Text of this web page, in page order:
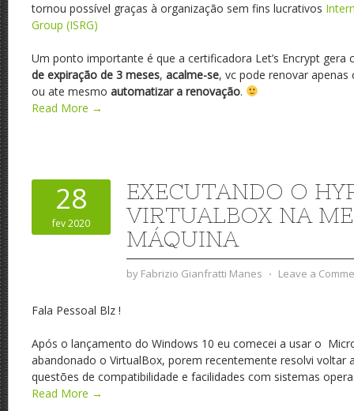
tornou possível graças à organização sem fins lucrativos
Group (ISRG)
Um ponto importante é que a certificadora Let’s Encrypt
de expiração de 3 meses, acalme-se, vc pode renovar
ou ate mesmo automatizar a renovação.
Read More →
28
fev 2020
EXECUTANDO O
VIRTUALBOX NA
MÁQUINA
by Fabrizio Gianfratti Manes ⋅ Leave a
Fala Pessoal Blz !
Após o lançamento do Windows 10 eu comecei a usar o
abandonado o VirtualBox, porem recentemente resolvi voltar
questões de compatibilidade e facilidades com sistemas
Read More →